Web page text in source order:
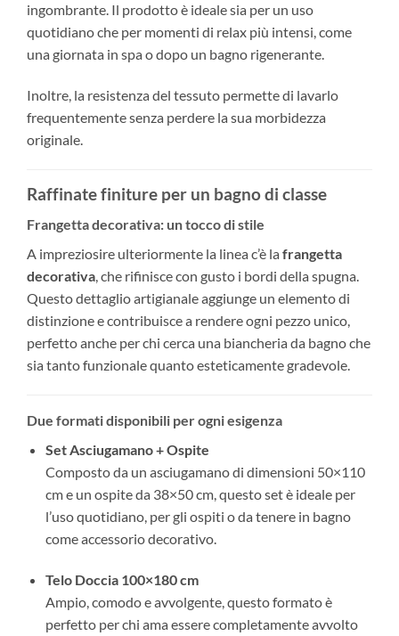
ingombrante. Il prodotto è ideale sia per un uso
quotidiano che per momenti di relax più intensi, come
una giornata in spa o dopo un bagno rigenerante.
Inoltre, la resistenza del tessuto permette di lavarlo
frequentemente senza perdere la sua morbidezza
originale.
Raffinate finiture per un bagno di classe
Frangetta decorativa: un tocco di stile
A impreziosire ulteriormente la linea c’è la frangetta
decorativa, che rifinisce con gusto i bordi della spugna.
Questo dettaglio artigianale aggiunge un elemento di
distinzione e contribuisce a rendere ogni pezzo unico,
perfetto anche per chi cerca una biancheria da bagno che
sia tanto funzionale quanto esteticamente gradevole.
Due formati disponibili per ogni esigenza
Set Asciugamano + Ospite
Composto da un asciugamano di dimensioni 50×110
cm e un ospite da 38×50 cm, questo set è ideale per
l’uso quotidiano, per gli ospiti o da tenere in bagno
come accessorio decorativo.
Telo Doccia 100×180 cm
Ampio, comodo e avvolgente, questo formato è
perfetto per chi ama essere completamente avvolto